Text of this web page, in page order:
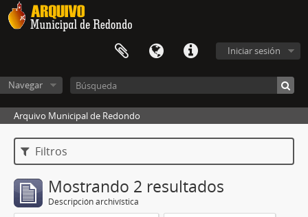
Iniciar sesión
Navegar
Arquivo Municipal de Redondo
Filtros
Mostrando 2 resultados
Descripción archivística